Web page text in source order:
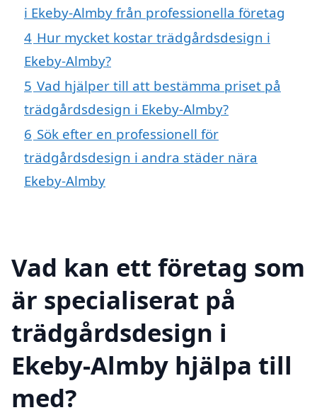
i Ekeby-Almby från professionella företag
4 Hur mycket kostar trädgårdsdesign i
Ekeby-Almby?
5 Vad hjälper till att bestämma priset på
trädgårdsdesign i Ekeby-Almby?
6 Sök efter en professionell för
trädgårdsdesign i andra städer nära
Ekeby-Almby
Vad kan ett företag som
är specialiserat på
trädgårdsdesign i
Ekeby-Almby hjälpa till
med?